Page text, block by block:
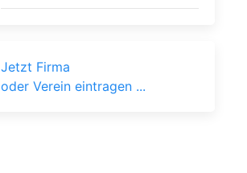
Jetzt Firma
oder Verein eintragen ...